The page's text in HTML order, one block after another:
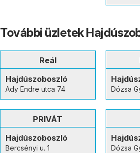
További üzletek
Reál
Hajdúszoboszló
Ady Endre utca 74 Dózsa
PRIVÁT
Hajdúszoboszló
Bercsényi u. 1 Dózsa